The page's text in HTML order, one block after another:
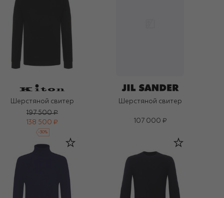
Шерстяной свитер
197 500 ₽
138 500 ₽
-30%
Шерстяной свитер
107 000 ₽